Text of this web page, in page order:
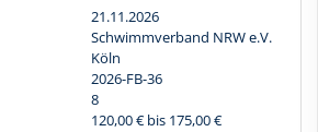
21.11.2026
Schwimmverband NRW e.V.
Köln
2026-FB-36
8
120,00 € bis 175,00 €